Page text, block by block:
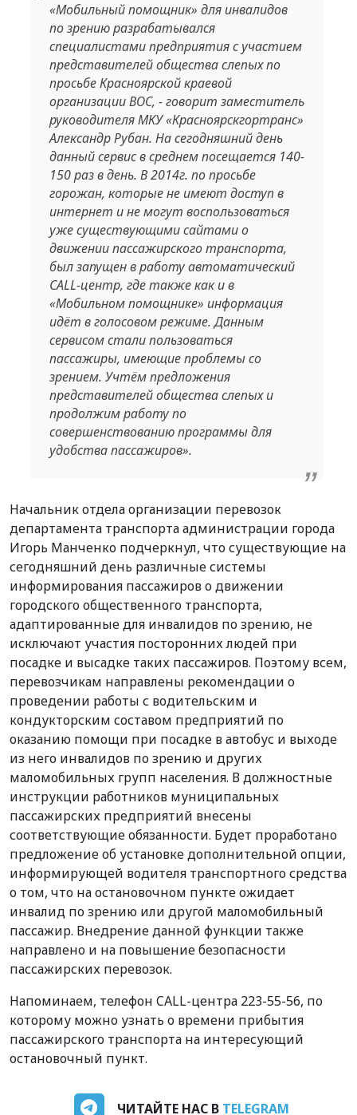
«Мобильный помощник» для инвалидов
по зрению разрабатывался
специалистами предприятия с участием
представителей общества слепых по
просьбе Красноярской краевой
организации ВОС, - говорит заместитель
руководителя МКУ «Красноярскгортранс»
Александр Рубан. На сегодняшний день
данный сервис в среднем посещается 140-
150 раз в день. В 2014г. по просьбе
горожан, которые не имеют доступ в
интернет и не могут воспользоваться
уже существующими сайтами о
движении пассажирского транспорта,
был запущен в работу автоматический
CALL-центр, где также как и в
«Мобильном помощнике» информация
идёт в голосовом режиме. Данным
сервисом стали пользоваться
пассажиры, имеющие проблемы со
зрением. Учтём предложения
представителей общества слепых и
продолжим работу по
совершенствованию программы для
удобства пассажиров»​.
Начальник отдела организации перевозок
департамента транспорта администрации города
Игорь Манченко подчеркнул, что существующие на
сегодняшний день различные системы
информирования пассажиров о движении
городского общественного транспорта,
адаптированные для инвалидов по зрению, не
исключают участия посторонних людей при
посадке и высадке таких пассажиров. Поэтому всем,
перевозчикам направлены рекомендации о
проведении работы с водительским и
кондукторским составом предприятий по
оказанию помощи при посадке в автобус и выходе
из него инвалидов по зрению и других
маломобильных групп населения. В должностные
инструкции работников муниципальных
пассажирских предприятий внесены
соответствующие обязанности. Будет проработано
предложение об установке дополнительной опции,
информирующей водителя транспортного средства
о том, что на остановочном пункте ожидает
инвалид по зрению или другой маломобильный
пассажир. Внедрение данной функции также
направлено и на повышение безопасности
пассажирских перевозок.
Напоминаем, телефон CALL-центра 223-55-56, по
которому можно узнать о времени прибытия
пассажирского транспорта на интересующий
остановочный пункт.
ЧИТАЙТЕ НАС В TELEGRAM